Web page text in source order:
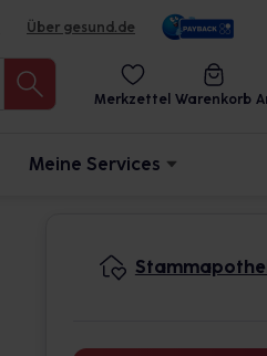
Über gesund.de
Merkzettel Warenkorb
Meine Services